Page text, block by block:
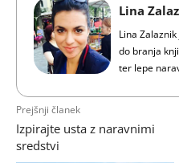
Lina
Lina
do branja
ter lepe
Prejšnji članek
Izpirajte usta z naravnimi
sredstvi